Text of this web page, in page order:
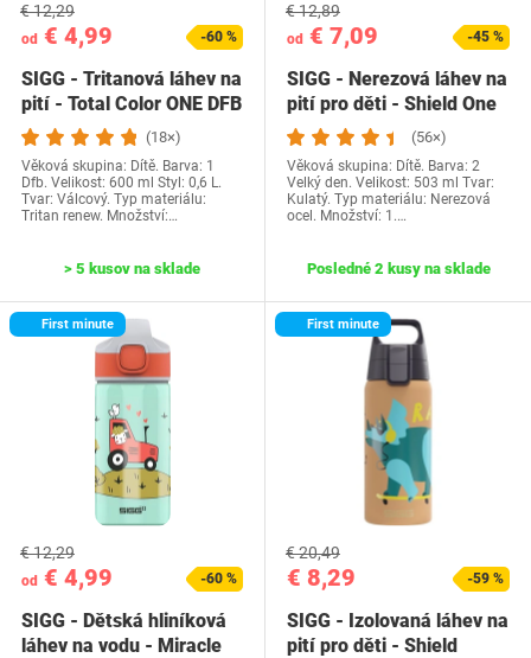
od € 4,99
€ 12,29
-60 %
SIGG - Tritanová láhev na
pití - Total Color ONE DFB
One…
(18×)
Věková skupina: Dítě. Barva: 1
Dfb. Velikost: 600 ml Styl: 0,6 L.
Tvar: Válcový. Typ materiálu:
Tritan renew. Množství:…
> 5 kusov na sklade
od € 7,09
€ 12,89
-45 %
SIGG - Nerezová láhev na
pití pro děti - Shield One
Great…
(56×)
Věková skupina: Dítě. Barva: 2
Velký den. Velikost: 503 ml Tvar:
Kulatý. Typ materiálu: Nerezová
ocel. Množství: 1.…
Posledné 2 kusy na sklade
First minute
od € 4,99
€ 12,29
-60 %
SIGG - Dětská hliníková
láhev na vodu - Miracle
First minute
€ 8,29
€ 20,49
-59 %
SIGG - Izolovaná láhev na
pití pro děti - Shield